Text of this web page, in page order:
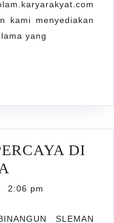
kami menyediakan
yang
DI
TREATMENT
2:06 pm
SLEMAN